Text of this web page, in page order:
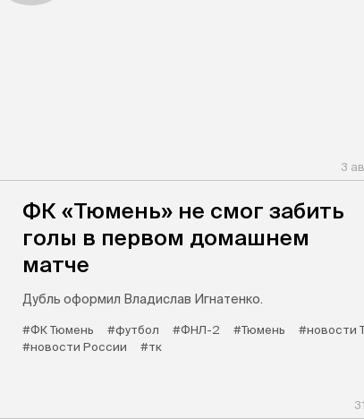
3
ФК «Тюмень» не смог забить
голы в первом домашнем
матче
Дубль оформил Владислав Игнатенко.
#ФК Тюмень #футбол #ФНЛ-2 #Тюмень
#новости
#новости России
#тк